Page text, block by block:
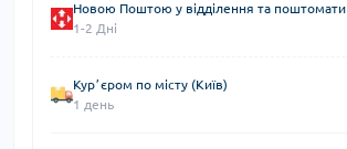
Новою Поштою у відділення та поштомати
1-2 Дні
Курʼєром по місту (Київ)
1 день